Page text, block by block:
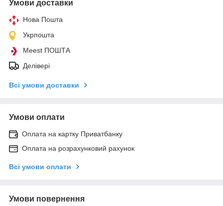
Умови доставки
Нова Пошта
Укрпошта
Meest ПОШТА
Делівері
Всі умови доставки
Умови оплати
Оплата на картку Приватбанку
Оплата на розрахунковий рахунок
Всі умови оплати
Умови повернення